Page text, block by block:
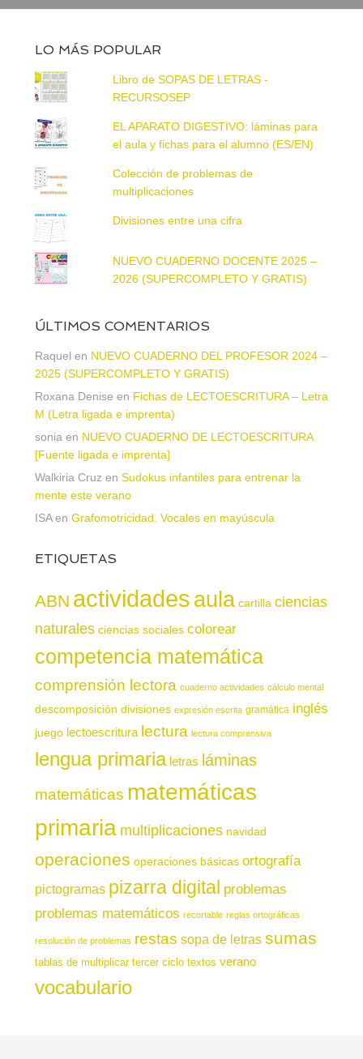
LO MÁS POPULAR
Libro de SOPAS DE LETRAS -
RECURSOSEP
EL APARATO DIGESTIVO: láminas para
el aula y fichas para el alumno (ES/EN)
Colección de problemas de
multiplicaciones
Divisiones entre una cifra
NUEVO CUADERNO DOCENTE 2025 –
2026 (SUPERCOMPLETO Y GRATIS)
ÚLTIMOS COMENTARIOS
Raquel en NUEVO CUADERNO DEL PROFESOR 2024 –
2025 (SUPERCOMPLETO Y GRATIS)
Roxana Denise en Fichas de LECTOESCRITURA – Letra
M (Letra ligada e imprenta)
sonia en NUEVO CUADERNO DE LECTOESCRITURA
[Fuente ligada e imprenta]
Walkiria Cruz en Sudokus infantiles para entrenar la
mente este verano
ISAen Grafomotricidad. Vocales en mayúscula
ETIQUETAS
ABN actividadesaula cartilla ciencias
naturales ciencias sociales colorear
competencia matemática
comprensión lectora cuaderno actividades cálculo mental
descomposición divisiones expresión escrita gramática inglés
juego lectoescritura lectura lectura comprensiva
lengua primaria letras láminas
matemáticas matemáticas
primaria multiplicaciones navidad
operaciones operaciones básicas ortografía
pictogramas pizarra digital problemas
problemas matemáticos recortable reglas ortográficas
resolución de problemas restas sopa de letras sumas
tablas de multiplicar tercer ciclo textos verano
vocabulario